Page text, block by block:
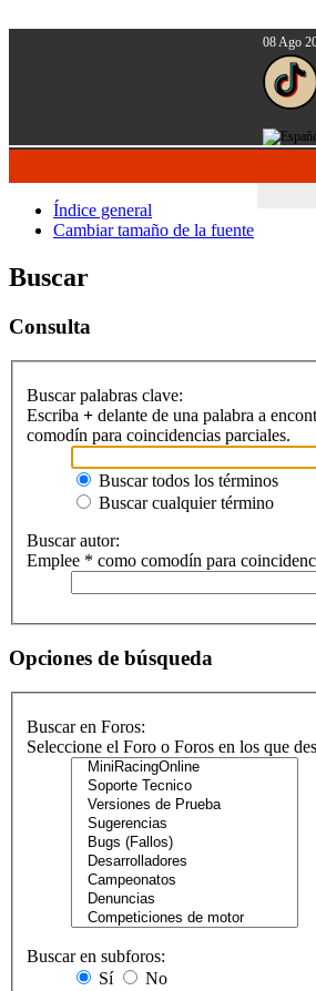
08 Ago
Índice general
Cambiar tamaño de la fuente
Buscar
Consulta
Buscar palabras clave:
Escriba + delante de una palabra a
comodín para coincidencias parciales.
Buscar todos los términos
Buscar cualquier término
Buscar autor:
Emplee * como comodín para
Opciones de búsqueda
Buscar en Foros:
Seleccione el Foro o Foros en los que
Buscar en subforos:
Sí
No